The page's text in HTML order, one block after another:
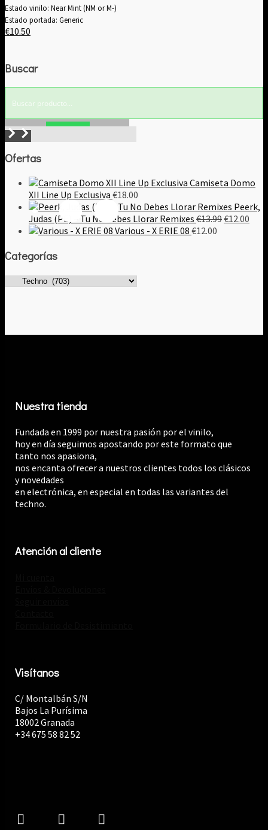
Estado vinilo: Near Mint (NM or M-)
Estado portada: Generic
€10.50
Buscar
Ofertas
Camiseta Domo
XII Line Up Exclusiva €18.00
Peerk,
Judas (PE) – Tu No Debes Llorar Remixes €13.99El
€12.00
Various - X ERIE 08 €12.00
Categorías
Nuestra tienda
Fundada en 1999 por nuestra pasión por el vinilo,
hoy en día seguimos apostando por este formato que
tanto nos apasiona,
nos encanta ofrecer a nuestros clientes todos los clásicos
y novedades
en electrónica, en especial en todas las variantes del
techno.
Atención al cliente
Visítanos
C/ Montalbán S/N
Bajos La Purísima
18002 Granada
+34 675 58 82 52